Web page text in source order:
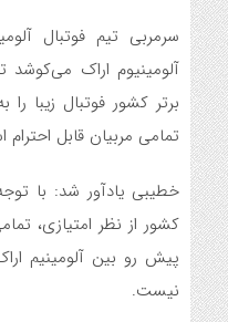
سرمربی تیم فوتبال
آلومینیوم اراک می‌کوشد
برتر کشور فوتبال زیبا
تمامی مربیان قابل
خطیبی یادآور شد: با
کشور از نظر امتیازی،
پیش رو بین آلومینیم
نیست.